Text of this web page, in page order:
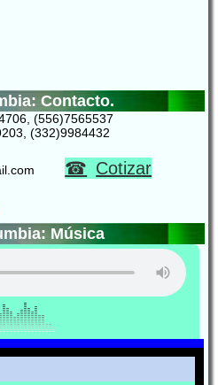
Contacto.
(556)7565537
(332)9984432
Cotizar
Música